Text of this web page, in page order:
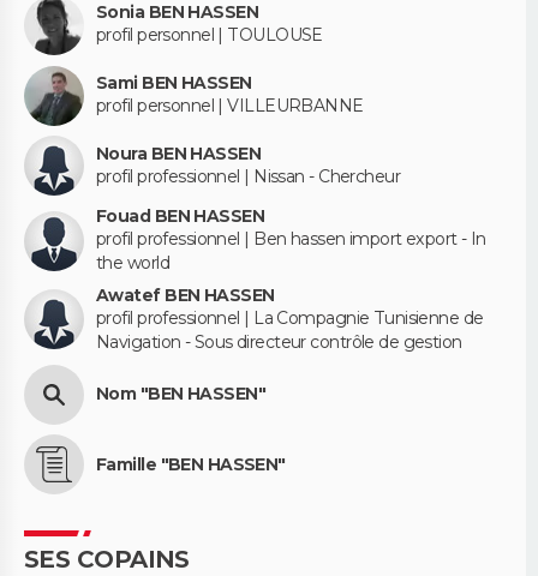
Sonia BEN HASSEN
profil personnel | TOULOUSE
Sami BEN HASSEN
profil personnel | VILLEURBANNE
Noura BEN HASSEN
profil professionnel | Nissan - Chercheur
Fouad BEN HASSEN
profil professionnel | Ben hassen import export - In
the world
Awatef BEN HASSEN
profil professionnel | La Compagnie Tunisienne de
Navigation - Sous directeur contrôle de gestion
Nom "BEN HASSEN"
Famille "BEN HASSEN"
SES COPAINS